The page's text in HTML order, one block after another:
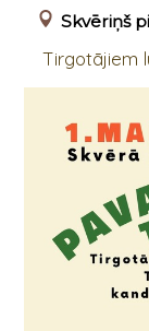
Skvēriņš
Tirgotājiem